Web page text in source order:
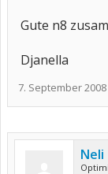
Gute n8
Djanella
7. September 2008
Neli